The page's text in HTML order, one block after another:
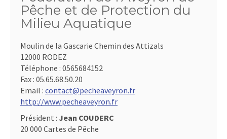
Pêche et de Protection du
Milieu Aquatique
Moulin de la Gascarie Chemin des Attizals
12000 RODEZ
Téléphone : 0565684152
Fax : 05.65.68.50.20
Email : contact@pecheaveyron.fr
http://www.pecheaveyron.fr
Président : Jean COUDERC
20 000 Cartes de Pêche